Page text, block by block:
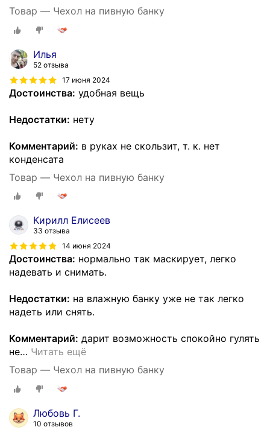
Товар — Чехол на пивную банку
Илья
52 отзыва
17 июня 2024
Достоинства: удобная вещь
Недостатки: нету
Комментарий: в руках не скользит, т. к. нет
конденсата
Товар — Чехол на пивную банку
Кирилл Елисеев
33 отзыва
14 июня 2024
Достоинства: нормально так маскирует, легко
надевать и снимать.
Недостатки: на влажную банку уже не так легко
надеть или снять.
Комментарий: дарит возможность спокойно гулять
не… Читать ещё
Товар — Чехол на пивную банку
Любовь Г.
10 отзывов